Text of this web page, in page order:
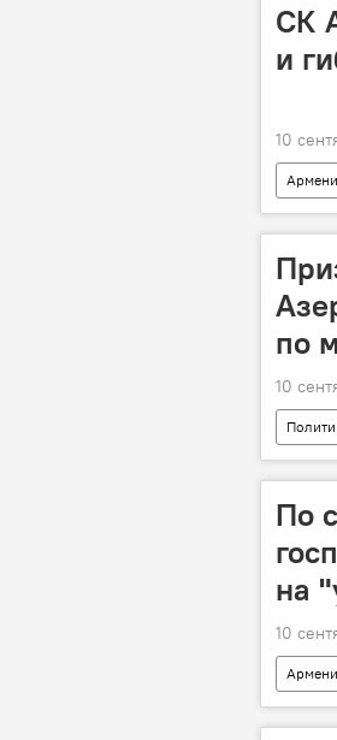
СК
и
10
по
10
МИД
По
на
10